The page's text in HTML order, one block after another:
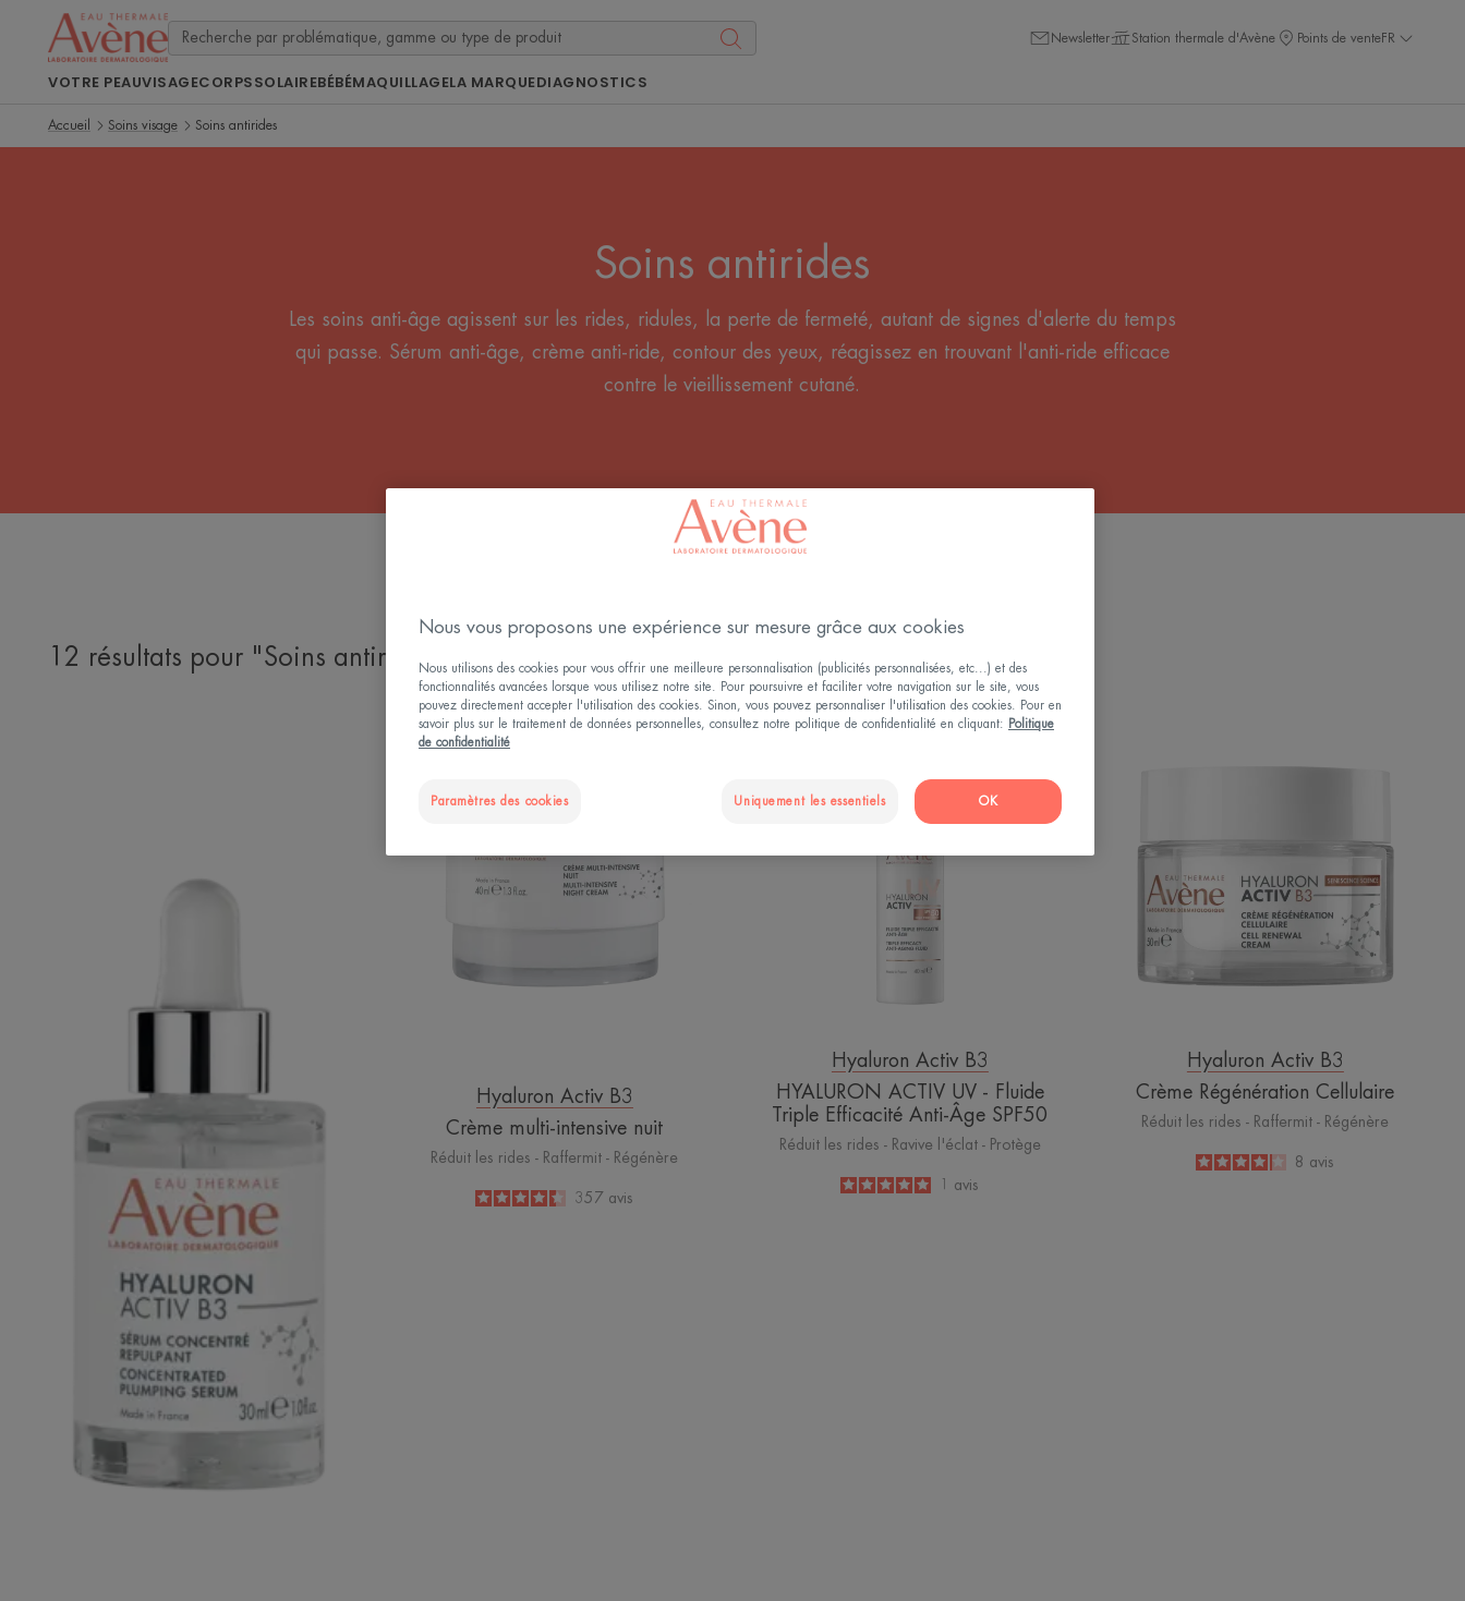
Newsletter Station thermale d'Avène Points de venteFR
VOTRE PEAUVISAGECORPSSOLAIREBÉBÉMAQUILLAGELA MARQUEDIAGNOSTICS
Accueil Soins visage Soins antirides
Soins antirides
Les soins anti-âge agissent sur les rides, ridules, la perte de fermeté, autant de signes d'alerte du temps
qui passe. Sérum anti-âge, crème anti-ride, contour des yeux, réagissez en trouvant l'anti-ride efficace
contre le vieillissement cutané.
12 résultats pour "Soins antirides"
nuit
Hyaluron Activ B3
Crème multi-intensive nuit
Réduit les rides - Raffermit - Régénère
4.4
/
5
357 avis
HYALURON
UV
-
Triple
Efficacité
Anti-
Âge
SPF50
Hyaluron Activ B3
HYALURON ACTIV UV - Fluide
Triple Efficacité Anti-Âge SPF50
Réduit les rides - Ravive l'éclat - Protège
avis
Hyaluron Activ B3
Crème Régénération Cellulaire
Réduit les rides - Raffermit - Régénère
4.1
/
5
8 avis
Nous vous proposons une expérience sur mesure grâce aux cookies
Nous utilisons des cookies pour vous offrir une meilleure personnalisation (publicités personnalisées, etc...) et des
fonctionnalités avancées lorsque vous utilisez notre site. Pour poursuivre et faciliter votre navigation sur le site, vous
pouvez directement accepter l'utilisation des cookies. Sinon, vous pouvez personnaliser l'utilisation des cookies. Pour en
savoir plus sur le traitement de données personnelles, consultez notre politique de confidentialité en cliquant:
Politique
de confidentialité
Paramètres des cookies Uniquement les essentiels OK